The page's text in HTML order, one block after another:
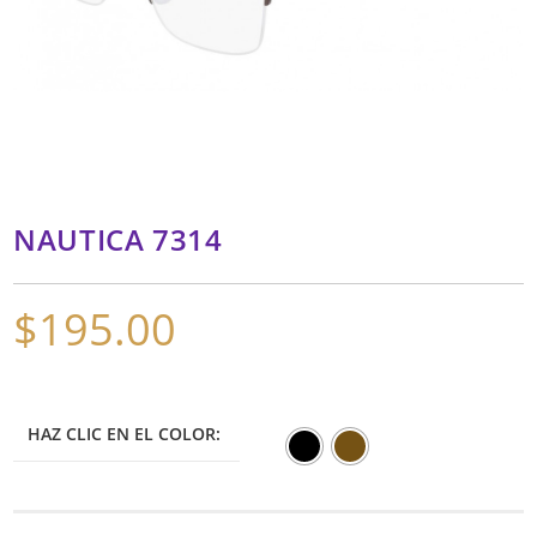
NAUTICA 7314
$195.00
HAZ CLIC EN EL COLOR: